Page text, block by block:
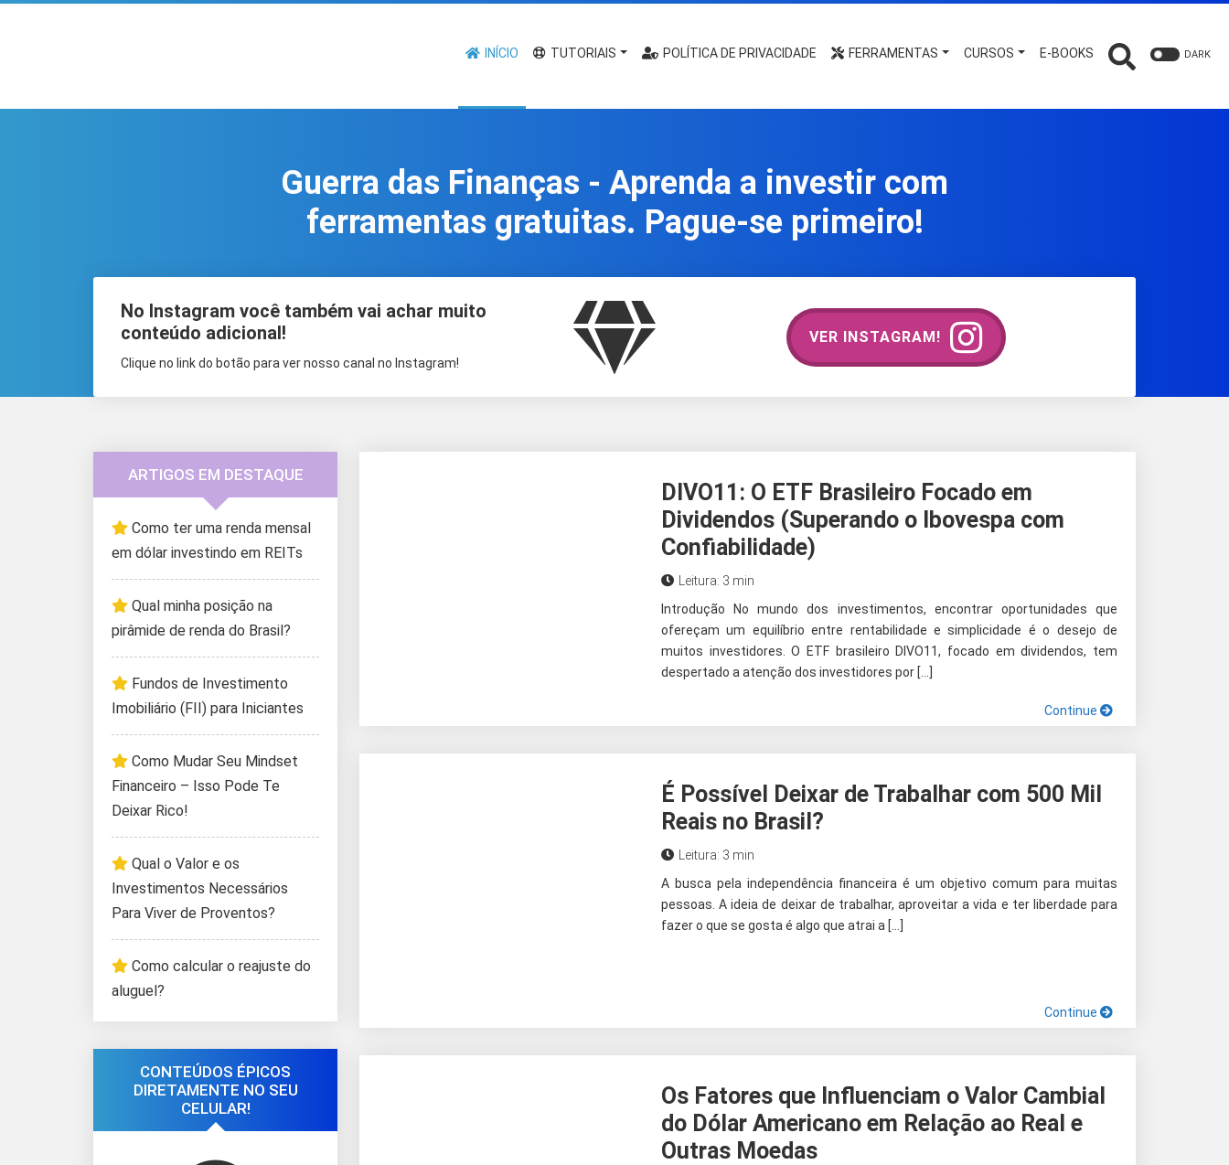
INÍCIO TUTORIAIS POLÍTICA DE PRIVACIDADE FERRAMENTAS CURSOS E-BOOKS DARK
Guerra das Finanças - Aprenda a investir com
ferramentas gratuitas. Pague-se primeiro!
No Instagram você também vai achar muito
conteúdo adicional!
Clique no link do botão para ver nosso canal no Instagram!
VER INSTAGRAM!
DIVO11: O ETF Brasileiro Focado em
Dividendos (Superando o Ibovespa com
Confiabilidade)
Leitura: 3 min
Introdução No mundo dos investimentos, encontrar oportunidades que
ofereçam um equilíbrio entre rentabilidade e simplicidade é o desejo de
muitos investidores. O ETF brasileiro DIVO11, focado em dividendos, tem
despertado a atenção dos investidores por […]
Continue
É Possível Deixar de Trabalhar com 500 Mil
Reais no Brasil?
Leitura: 3 min
A busca pela independência financeira é um objetivo comum para muitas
pessoas. A ideia de deixar de trabalhar, aproveitar a vida e ter liberdade para
fazer o que se gosta é algo que atrai a […]
Continue
Os Fatores que Influenciam o Valor Cambial
do Dólar Americano em Relação ao Real e
Outras Moedas
ARTIGOS EM DESTAQUE
Como ter uma renda mensal
em dólar investindo em REITs
Qual minha posição na
pirâmide de renda do Brasil?
Fundos de Investimento
Imobiliário (FII) para Iniciantes
Como Mudar Seu Mindset
Financeiro – Isso Pode Te
Deixar Rico!
Qual o Valor e os
Investimentos Necessários
Para Viver de Proventos?
Como calcular o reajuste do
aluguel?
CONTEÚDOS ÉPICOS
DIRETAMENTE NO SEU
CELULAR!